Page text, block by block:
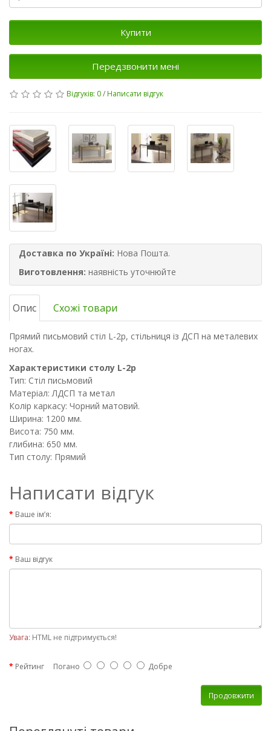
Купити
Передзвонити мені
Відгуків: 0/Написати відгук
Доставка по Україні: Нова Пошта.
Виготовлення: наявність уточнюйте
Опис Схожі товари
Прямий письмовий стіл L-2p, стільниця із ДСП на металевих
ногах.
Характеристики столу L-2p
Тип: Стіл письмовий
Матеріал: ЛДСП та метал
Колір каркасу: Чорний матовий.
Ширина: 1200 мм.
Висота: 750 мм.
глибина: 650 мм.
Тип столу: Прямий
Написати відгук
Ваше ім’я:
Ваш відгук
Увага: HTML не підтримується!
Рейтинг Погано Добре
Продовжити